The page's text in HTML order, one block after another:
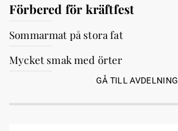
Förbered för kräftfest
Sommarmat på stora fat
Mycket smak med örter
GÅ TILL AVDELNING